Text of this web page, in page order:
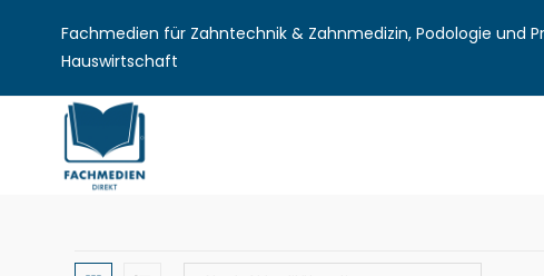
Fachmedien für Zahntechnik & Zahnmedizin, Podologie und
Hauswirtschaft